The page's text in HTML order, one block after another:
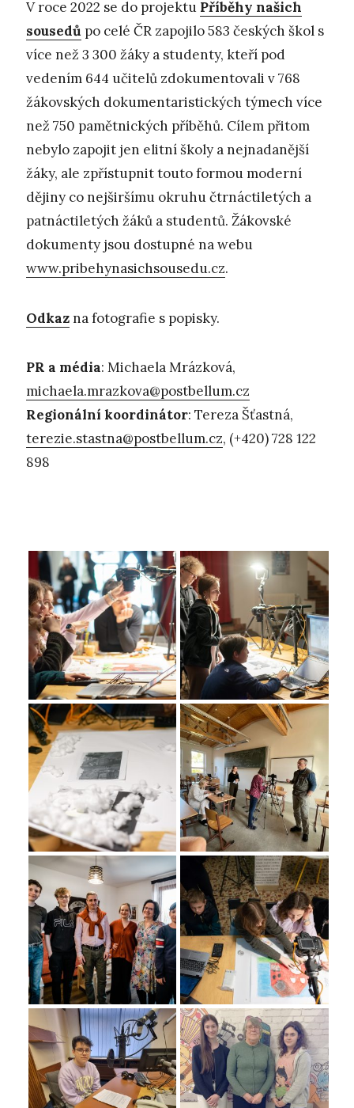
V roce 2022 se do projektu Příběhy našich
sousedů po celé ČR zapojilo 583 českých škol s
více než 3 300 žáky a studenty, kteří pod
vedením 644 učitelů zdokumentovali v 768
žákovských dokumentaristických týmech více
než 750 pamětnických příběhů. Cílem přitom
nebylo zapojit jen elitní školy a nejnadanější
žáky, ale zpřístupnit touto formou moderní
dějiny co nejširšímu okruhu čtrnáctiletých a
patnáctiletých žáků a studentů. Žákovské
dokumenty jsou dostupné na webu
www.pribehynasichsousedu.cz.
Odkazna fotografie s popisky.
PR a média: Michaela Mrázková,
michaela.mrazkova@postbellum.cz
Regionální koordinátor: Tereza Šťastná,
terezie.stastna@postbellum.cz, (+420) 728 122
898